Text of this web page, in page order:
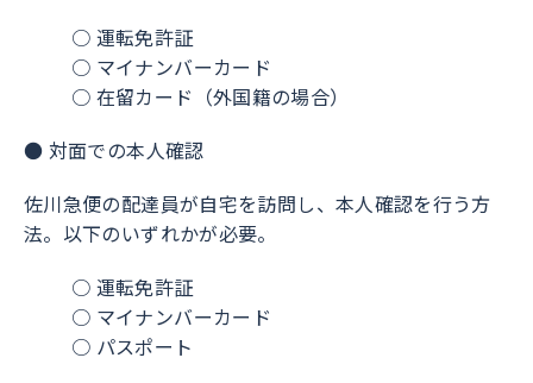
○ 運転免許証
○ マイナンバーカード
○ 在留カード（外国籍の場合）
● 対面での本人確認
佐川急便の配達員が自宅を訪問し、本人確認を行う方
法。以下のいずれかが必要。
○ 運転免許証
○ マイナンバーカード
○ パスポート